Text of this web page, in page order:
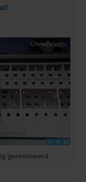
gerenoveerd.